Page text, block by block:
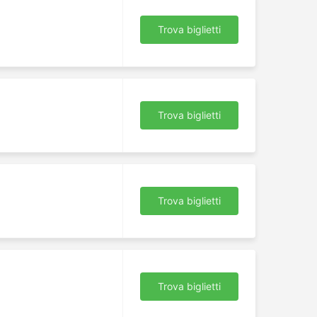
Trova biglietti
Trova biglietti
Trova biglietti
Trova biglietti